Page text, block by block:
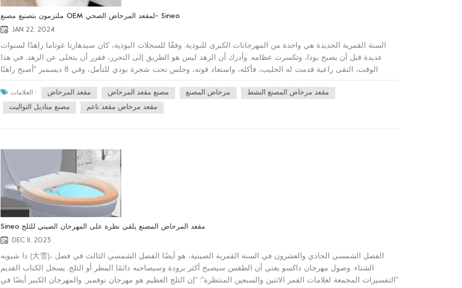
ملتزمون بتصنيع مصنع OEM لمقعد المرحاض الصحي- Sineo
JAN 22, 2024
السنة القمرية الجديدة هي واحدة من المهرجانات الكبرى للبوذية. وفقًا للسجلات البوذية، كان سيدهارتا غوتاما زاهدًا لسنوات
عديدة قبل أن يصبح بوذا، وتكسرت عظامه. وأدرك أن الزهد ليس هو الطريق إلى التحرر، فقرر أن يتخلى عن الزهد. في هذا
الوقت، التقى راعية قدمت له الحليب، فأكله، واستعاد قوته، وجلس تحت شجرة بودي للتأمل، وفي 8 ديسمبر "أصبح راهبًا
للطريق". العادة الرئيسية لمهرجان لاها هي "شرب مشروب لاها" في اليوم الثامن من الشهر الثاني عشر من التقويم القمري.
تقول الأسطورة أن شرب هذا الكونجي سيجلب البركات من بوذا، لذلك يُعرف لاها كونجي أيضًا باسم "فوكوشو كونجي"، و"فودو
كونجي"، و"بوذا كونجي". الصحة ضرورية للجميع، واستخدام المرحاض اليومي هو مقياس مهم لصحتنا. في Sineo، نحن ندرك أن
لتخصيص مقعد المرحاض المثالي ليكمل ديكور حمامك وأسلوب حياتك. سواء كنت تفضل تصميمًا أنيقًا وانسيابيًا أو قطعة جريئة
اختباره بدقة لتلبية متطلبات الاستخدام اليومي. منتجاتنا مصنوعة من مواد عالية الجودة ليست متينة فحسب، ولكنها أيضًا سهلة
التنظيف والصيانة. الاستثمار في مقعد مرحاض عالي الجودة لا يعزز حمامك فحسب، بل يوفر أيضًا المتانة وراحة البال. عزز
تجربة حمامك مع مقعد المرحاض OEM من Sineo منتجات. اشعر بالفخامة والأناقة والرقي مع كل زيارة. قم بترقية المرحاض
الخاص بك واجعل مراحيضنا المصممة بدقة هي النقطة المحورية في واحة حمامك. في Sineo، التميز هو المعيار ورضاكم هو
أولويتنا القصوى.
العلامات : مقعد المرحاض مصنع مقعد المرحاض مرحاض المصنع مقعد مرحاض المصنع النشط
مصنع مناديل التواليت مقعد مرحاض مقعد ناعم
Sineo مقعد المرحاض المصنع يلقي نظرة على المهرجان الصيني للثلج
DEC 11, 2023
دا شيويه (大雪)، الفصل الشمسي الحادي والعشرون في السنة القمرية الصينية، هو أيضًا الفصل الشمسي الثالث في فصل
الشتاء. وصول مهرجان داكسو يعني أن الطقس سيصبح أكثر برودة وسيصاحبه دائمًا المطر أو الثلج. يسجل الكتاب القديم
"التفسيرات المجمعة لعلامات القمر الاثنين والسبعين المنتظرة": "إن الثلج العظيم هو مهرجان نوفمبر. والمهرجان الكبير أيضًا في